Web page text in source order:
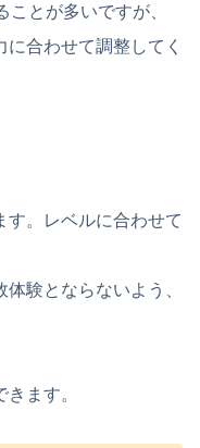
とが多いですが、
合わせて調整してく
す。レベルに合わせて
験とならないよう、
ます。